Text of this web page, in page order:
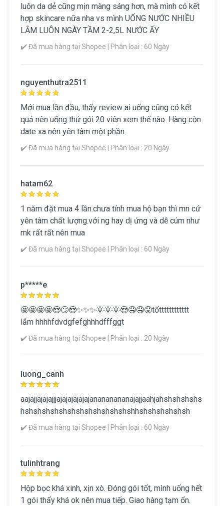
luôn da dẻ cũng mịn màng sáng hơn, mà mình có kết
hợp skincare nữa nha vs mình UỐNG NƯỚC NHIỀU
LẮM LUÔN NGÀY TẦM 2-2,5L NƯỚC ẤY
✔️ Đã mua hàng tại Shopee | Phân loại : 60 Ngày
nguyenthutra2511
Mới mua lần đầu, thấy review ai uống cũng có kết
quả nên uống thử gói 20 viên xem thế nào. Hàng còn
date xa nên yên tâm một phần.
✔️ Đã mua hàng tại Shopee | Phân loại : 20 Ngày
hatam62
1 năm đặt mua 4 lần.chưa tính mua hộ bạn thì mn cứ
yên tâm chất lượng.với ng hay dị ứng và dễ cúm như
mk rất rất nên mua
✔️ Đã mua hàng tại Shopee | Phân loại : 60 Ngày
p*****e
🤩🤩🤩🤩😍🙄😍✨✨✨🌞🌞🌞😍🤤🤤😡tốtttttttttttt
lắm hhhhfdvdgfefghhhdfffggt
✔️ Đã mua hàng tại Shopee | Phân loại : 20 Ngày
luong_canh
aajajjajajajjjajajajajajajanananananajajjaahjahshshshshs
hshshshshshshshshshshshshshhshshshshshsh
✔️ Đã mua hàng tại Shopee | Phân loại : 60 Ngày
tulinhtrang
Hộp bọc khá xinh, xịn xò. Đóng gói tốt, mình uống hết
1 gói thấy khá ok nên mua tiếp. Giao hàng tạm ổn.